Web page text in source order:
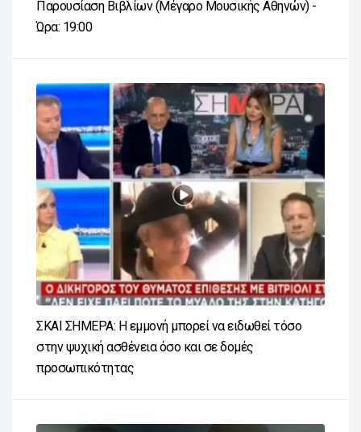
Παρουσίαση Βιβλίων (Μέγαρο Μουσικής Αθηνών) -
Ώρα: 19:00
ΣΚΑΙ ΣΗΜΕΡΑ: Η εμμονή μπορεί να ειδωθεί τόσο
στην ψυχική ασθένεια όσο και σε δομές
προσωπικότητας